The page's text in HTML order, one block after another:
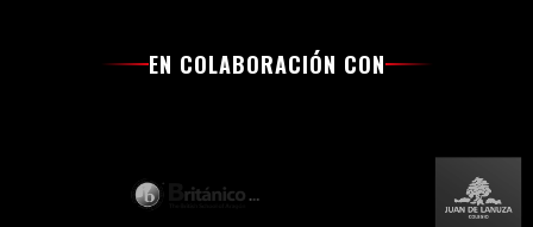
EN COLABORACIÓN CON